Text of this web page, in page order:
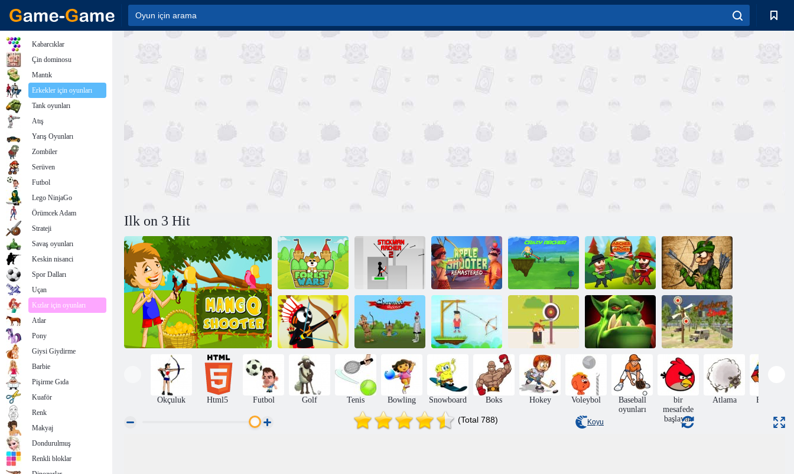
Ilk on 3 Hit
Orman Savaşları
Stickman Archer
2
Apple Shooter
Remastered
Çılgın Okçu
Archer vs
Archer
Hobin Rood
Çöp Adam
Avcısı
Sherwood atıcısı Bay Archer Küçük Okçu Ork İstilası
Okçuluk
Saldırısı
Okçuluk Html5 Futbol Golf Tenis Bowling Snowboard Boks Hokey Voleybol
Baseball
oyunları
bir
mesafede
başlayan
Atlama Bulmaca
(Total 788) Koyu
Kabarcıklar
Çin dominosu
Mantık
Erkekler için oyunları
Tank oyunları
Atış
Yarış Oyunları
Zombiler
Serüven
Futbol
Lego NinjaGo
Örümcek Adam
Strateji
Savaş oyunları
Keskin nisanci
Spor Dalları
Uçan
Kızlar için oyunları
Atlar
Pony
Giysi Giydirme
Barbie
Pişirme Gıda
Kuaför
Renk
Makyaj
Dondurulmuş
Renkli bloklar